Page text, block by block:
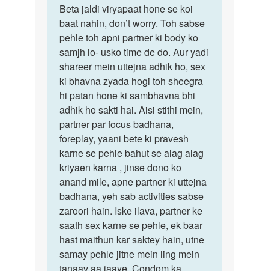
to
mam
main
sex
main
jyada
time
by
monu
Beta
jaldi
viryapaat
hone
se
Beta jaldi viryapaat hone se koi
baat nahin, don’t worry. Toh sabse
pehle toh apni partner ki body ko
samjh lo- usko time de do. Aur yadi
shareer mein uttejna adhik ho, sex
ki bhavna zyada hogi toh sheegra
hi patan hone ki sambhavna bhi
adhik ho sakti hai. Aisi stithi mein,
partner par focus badhana,
foreplay, yaani bete ki pravesh
karne se pehle bahut se alag alag
kriyaen karna , jinse dono ko
anand mile, apne partner ki uttejna
badhana, yeh sab activities sabse
zaroori hain. Iske ilava, partner ke
saath sex karne se pehle, ek baar
hast maithun kar saktey hain, utne
samay pehle jitne mein ling mein